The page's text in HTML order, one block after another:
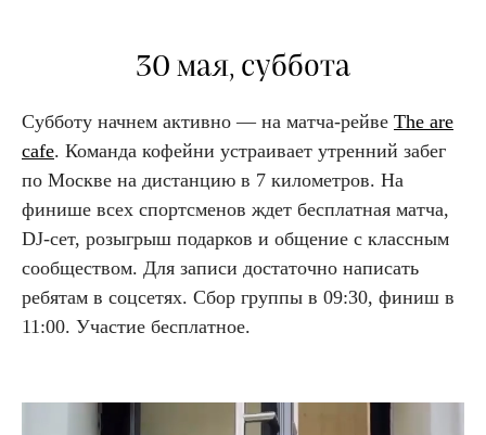
30 мая, суббота
Субботу начнем активно — на матча-рейве The are
cafe. Команда кофейни устраивает утренний забег
по Москве на дистанцию в 7 километров. На
финише всех спортсменов ждет бесплатная матча,
DJ-сет, розыгрыш подарков и общение с классным
сообществом. Для записи достаточно написать
ребятам в соцсетях. Сбор группы в 09:30, финиш в
11:00. Участие бесплатное.